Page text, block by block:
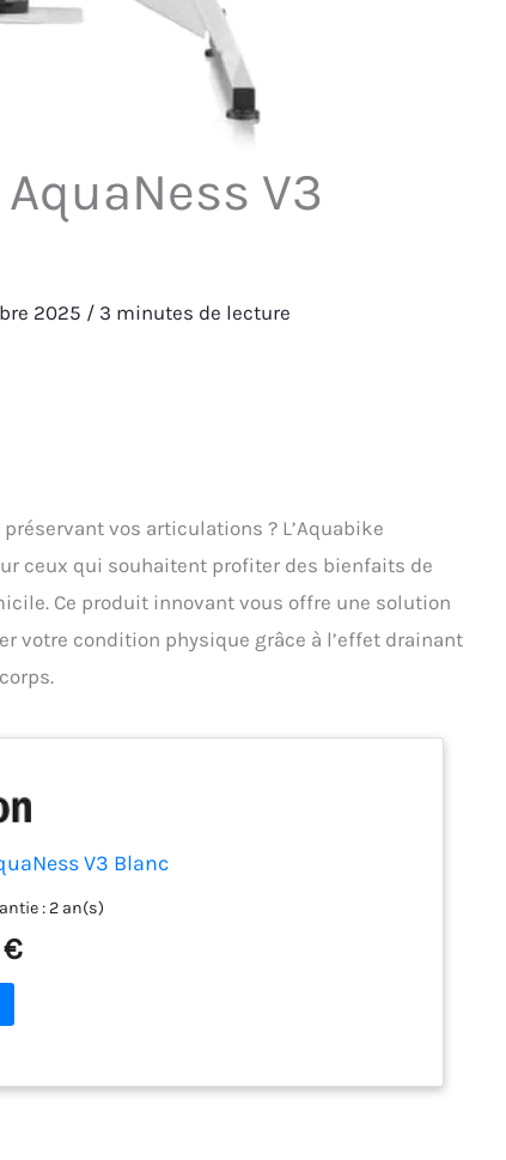
V3
2025 / 3 minutes de lecture
vos articulations ? L’Aquabike
ceux qui souhaitent profiter des bienfaits de
Ce produit innovant vous offre une solution
votre condition physique grâce à l’effet drainant
V3 Blanc
: 2 an(s)